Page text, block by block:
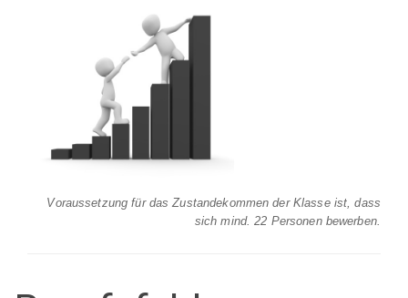
Voraussetzung für das Zustandekommen der Klasse ist, dass
sich mind. 22 Personen bewerben.